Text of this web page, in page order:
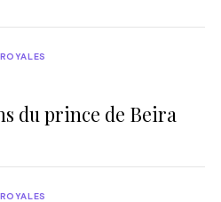
du prince de Beira